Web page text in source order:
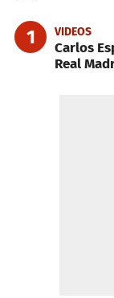
1 VIDEOS
Carlos
Real